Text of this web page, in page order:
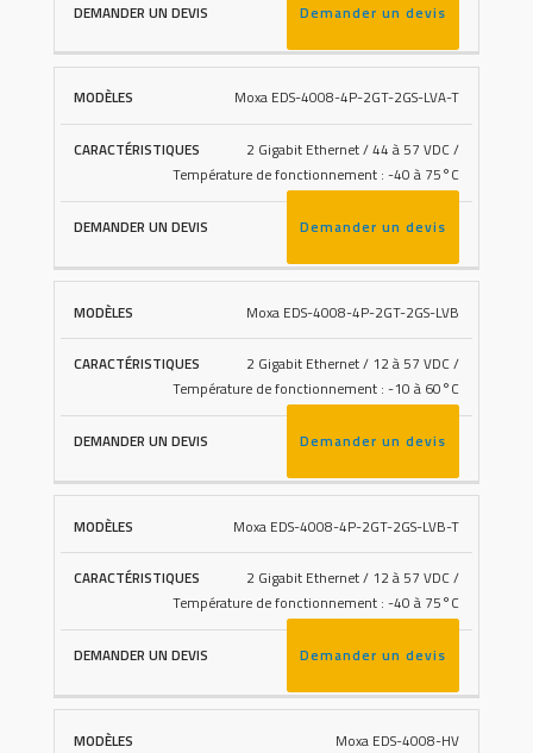
Demander un devis
Moxa EDS-4008-4P-2GT-2GS-LVA-T
2 Gigabit Ethernet / 44 à 57 VDC /
Température de fonctionnement : -40 à 75°C
Demander un devis
Moxa EDS-4008-4P-2GT-2GS-LVB
2 Gigabit Ethernet / 12 à 57 VDC /
Température de fonctionnement : -10 à 60°C
Demander un devis
Moxa EDS-4008-4P-2GT-2GS-LVB-T
2 Gigabit Ethernet / 12 à 57 VDC /
Température de fonctionnement : -40 à 75°C
Demander un devis
Moxa EDS-4008-HV